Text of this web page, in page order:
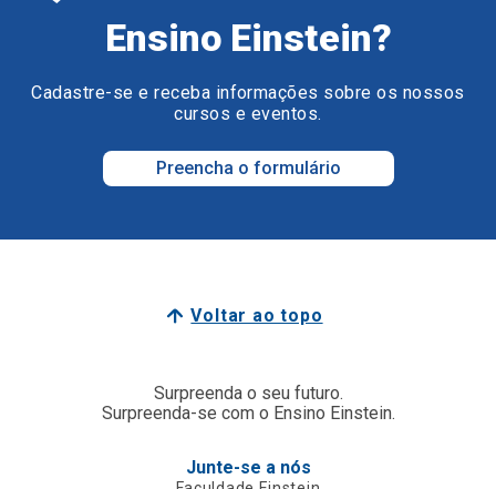
Ensino Einstein?
Cadastre-se e receba informações sobre os nossos
cursos e eventos.
Preencha o formulário
Voltar ao topo
Surpreenda o seu futuro.
Surpreenda-se com o Ensino Einstein.
Junte-se a nós